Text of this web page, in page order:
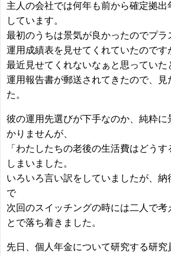
主人の会社では何年も前から確定拠出
しています。
最初のうちは景気が良かったのでプラ
運用成績表を見せてくれていたのです
最近見せてくれないなぁと思っていた
運用報告書が郵送されてきたので、見
た。
彼の運用先選びが下手なのか、純粋に
かりませんが、
「わたしたちの老後の生活費はどう
しまいました。
いろいろ言い訳をしていましたが、
で
次回のスイッチングの時には二人で考
とで落ち着きました。
先日、個人年金について研究する研